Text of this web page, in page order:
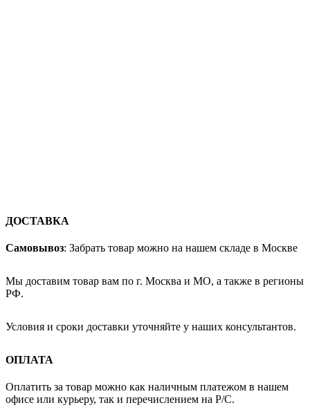
ДОСТАВКА
Самовывоз: Забрать товар можно на нашем складе в Москве
Мы доставим товар вам по г. Москва и МО, а также в регионы
РФ.
Условия и сроки доставки уточняйте у наших консультантов.
ОПЛАТА
Оплатить за товар можно как наличным платежом в нашем
офисе или курьеру, так и перечислением на Р/С.